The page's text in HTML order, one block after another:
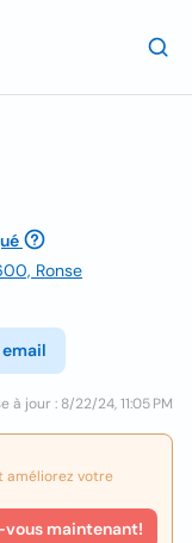
Ronse
email
à jour : 8/22/24, 11:05 PM
améliorez votre
maintenant!